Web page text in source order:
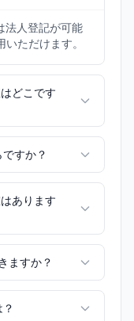
法人登記が可能
ただけます。
どこです
すか？
あります
ますか？